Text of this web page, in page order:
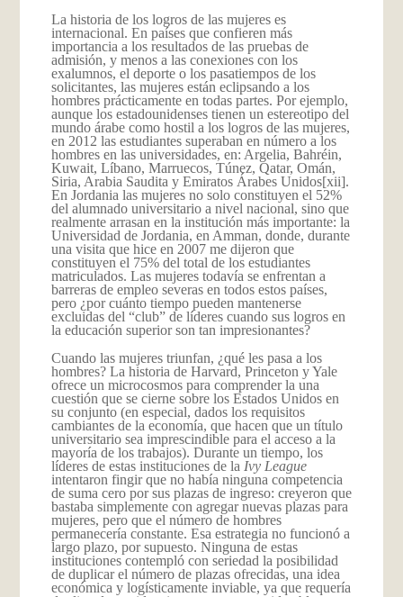
La historia de los logros de las mujeres es
internacional. En países que confieren más
importancia a los resultados de las pruebas de
admisión, y menos a las conexiones con los
exalumnos, el deporte o los pasatiempos de los
solicitantes, las mujeres están eclipsando a los
hombres prácticamente en todas partes. Por ejemplo,
aunque los estadounidenses tienen un estereotipo del
mundo árabe como hostil a los logros de las mujeres,
en 2012 las estudiantes superaban en número a los
hombres en las universidades, en: Argelia, Bahréin,
Kuwait, Líbano, Marruecos, Túnez, Qatar, Omán,
Siria, Arabia Saudita y Emiratos Árabes Unidos[xii].
En Jordania las mujeres no solo constituyen el 52%
del alumnado universitario a nivel nacional, sino que
realmente arrasan en la institución más importante: la
Universidad de Jordania, en Amman, donde, durante
una visita que hice en 2007 me dijeron que
constituyen el 75% del total de los estudiantes
matriculados. Las mujeres todavía se enfrentan a
barreras de empleo severas en todos estos países,
pero ¿por cuánto tiempo pueden mantenerse
excluidas del “club” de líderes cuando sus logros en
la educación superior son tan impresionantes?
Cuando las mujeres triunfan, ¿qué les pasa a los
hombres? La historia de Harvard, Princeton y Yale
ofrece un microcosmos para comprender la una
cuestión que se cierne sobre los Estados Unidos en
su conjunto (en especial, dados los requisitos
cambiantes de la economía, que hacen que un título
universitario sea imprescindible para el acceso a la
mayoría de los trabajos). Durante un tiempo, los
líderes de estas instituciones de la Ivy League
intentaron fingir que no había ninguna competencia
de suma cero por sus plazas de ingreso: creyeron que
bastaba simplemente con agregar nuevas plazas para
mujeres, pero que el número de hombres
permanecería constante. Esa estrategia no funcionó a
largo plazo, por supuesto. Ninguna de estas
instituciones contempló con seriedad la posibilidad
de duplicar el número de plazas ofrecidas, una idea
económica y logísticamente inviable, ya que requería